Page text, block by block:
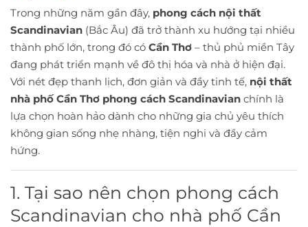
Trong những năm gần đây, phong cách nội thất
Scandinavian (Bắc Âu) đã trở thành xu hướng tại nhiều
thành phố lớn, trong đó có Cần Thơ – thủ phủ miền Tây
đang phát triển mạnh về đô thị hóa và nhà ở hiện đại.
Với nét đẹp thanh lịch, đơn giản và đầy tinh tế, nội thất
nhà phố Cần Thơ phong cách Scandinavian chính là
lựa chọn hoàn hảo dành cho những gia chủ yêu thích
không gian sống nhẹ nhàng, tiện nghi và đầy cảm
hứng.
1. Tại sao nên chọn phong cách
Scandinavian cho nhà phố Cần